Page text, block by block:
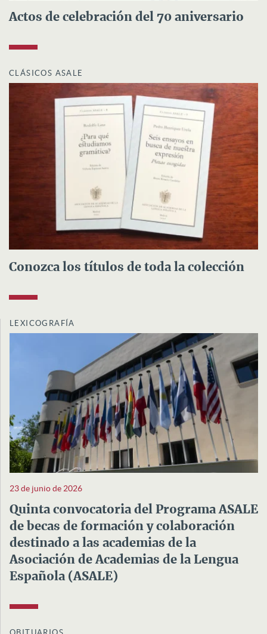
Actos de celebración del 70 aniversario
CLÁSICOS ASALE
Conozca los títulos de toda la colección
LEXICOGRAFÍA
23 de junio de 2026
Quinta convocatoria del Programa ASALE
de becas de formación y colaboración
destinado a las academias de la
Asociación de Academias de la Lengua
Española (ASALE)